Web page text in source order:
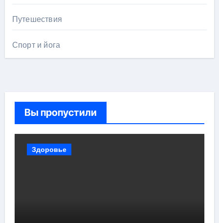
Путешествия
Спорт и йога
Вы пропустили
Здоровье